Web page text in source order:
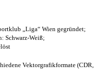
„Liga“ Wien gegründet;
Schwarz-Weiß;
Vektorgrafikformate (CDR,